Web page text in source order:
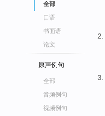
全部
口语
书面语
论文
原声例句
全部
音频例句
视频例句